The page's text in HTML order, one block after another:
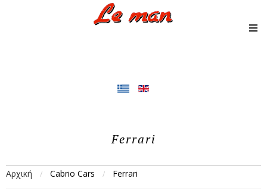
Ferrari
Αρχική / Cabrio Cars / Ferrari